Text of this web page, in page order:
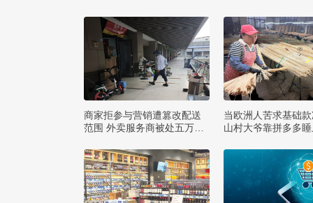
商家拒参与营销遭篡改配送
范围 外卖服务商被处五万罚
当欧洲人苦求基础
山村大爷靠拼多多